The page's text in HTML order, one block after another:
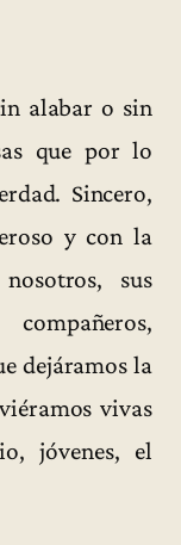
alabar o sin
que por lo
Sincero,
y con la
sus
dejáramos la
vivas
jóvenes, el